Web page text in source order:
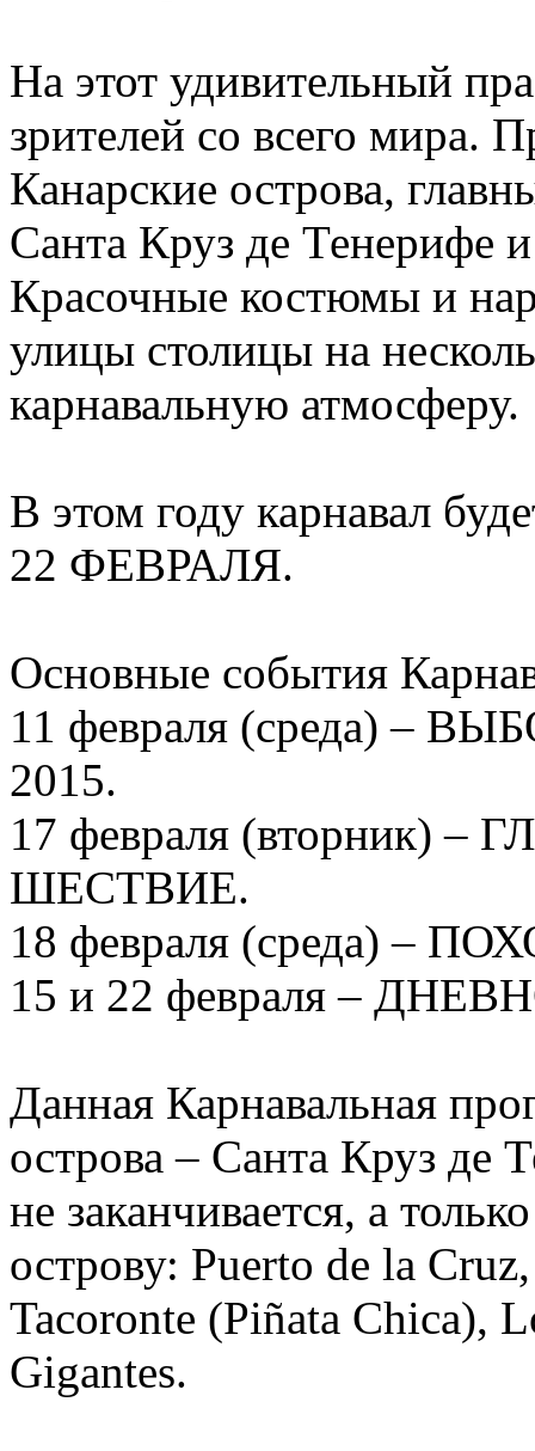
На этот удивительный
зрителей со всего мира.
Канарские острова,
Санта Круз де Тенерифе
Красочные костюмы и
улицы столицы на
карнавальную атмосферу.
В этом году карнавал
22 ФЕВРАЛЯ.
Основные события
11 февраля (среда) –
2015.
17 февраля (вторник)
ШЕСТВИЕ.
18 февраля (среда) –
15 и 22 февраля –
Данная Карнавальная
острова – Санта Круз де
не заканчивается, а
острову: Puerto de la
Tacoronte (Piñata Chica),
Gigantes.